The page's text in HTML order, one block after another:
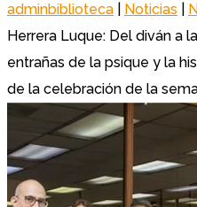
adminbiblioteca Noticias
Herrera Luque: Del diván a
entrañas de la psique y la
de la celebración de la